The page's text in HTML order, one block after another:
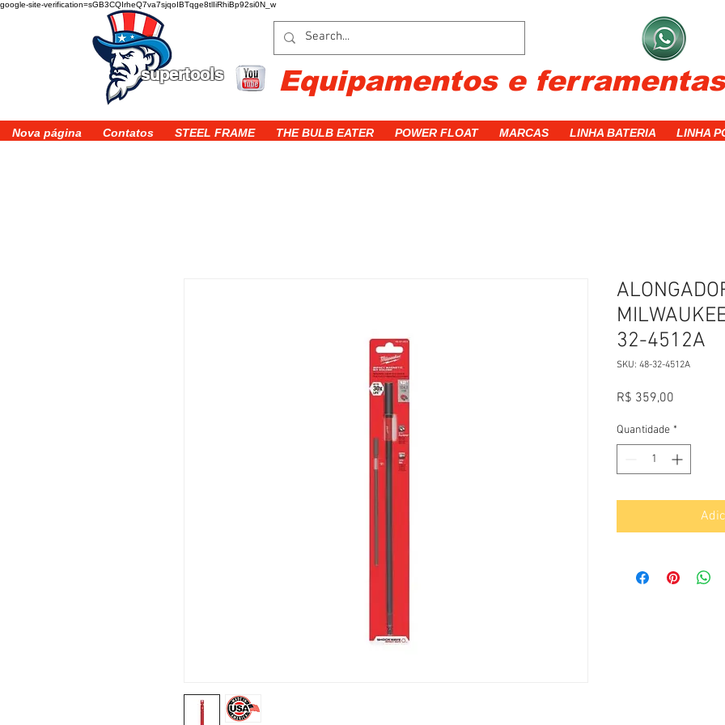
google-site-verification=sGB3CQIrheQ7va7sjqoIBTqge8tlIiRhiBp92si0N_w
supertools Equipamentos e
Nova página Contatos STEEL FRAME THE BULB EATER POWER FLOAT MARCAS LINHA BATERIA LINHA
32-4512A
SKU: 48-32-4512A
R$ 359,00
Quantidade *